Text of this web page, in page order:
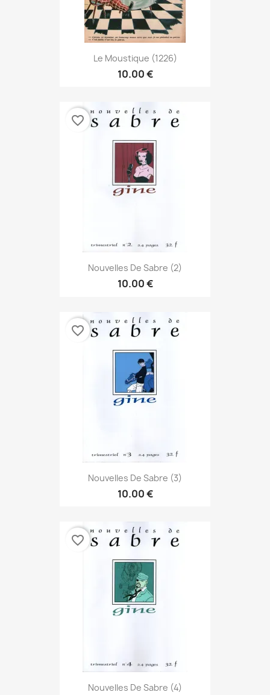
Le Moustique (1226)
10.00 €
Nouvelles De Sabre (2)
10.00 €
favorite_border
Nouvelles De Sabre (3)
10.00 €
favorite_border
Nouvelles De Sabre (4)
favorite_border